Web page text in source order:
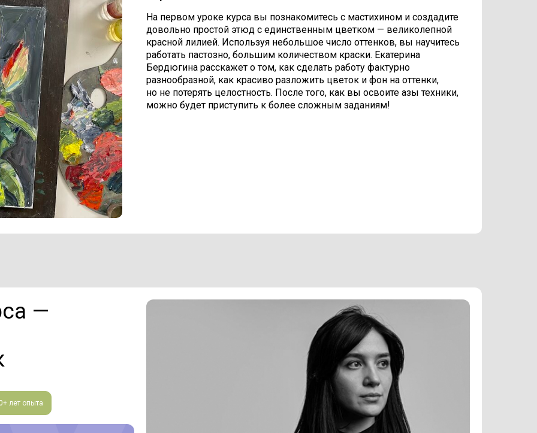
На первом уроке курса вы познакомитесь с мастихином и создадите
довольно простой этюд с единственным цветком — великолепной
красной лилией. Используя небольшое число оттенков, вы научитесь
работать пастозно, большим количеством краски. Екатерина
Бердюгина расскажет о том, как сделать работу фактурно
разнообразной, как красиво разложить цветок и фон на оттенки,
но не потерять целостность. После того, как вы освоите азы техники,
можно будет приступить к более сложным заданиям!
—
лет опыта